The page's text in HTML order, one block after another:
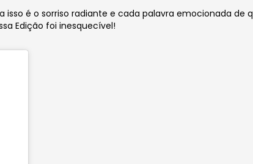
isso é o sorriso radiante e cada palavra emocionada de
Edição foi inesquecível!